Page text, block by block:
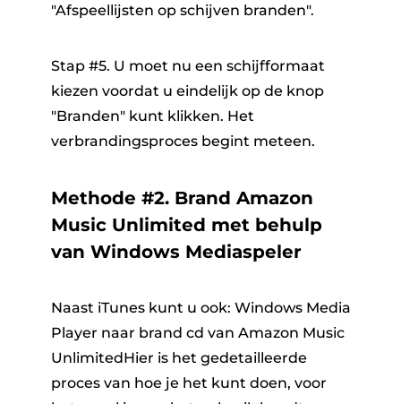
"Afspeellijsten op schijven branden".
Stap #5. U moet nu een schijfformaat
kiezen voordat u eindelijk op de knop
"Branden" kunt klikken. Het
verbrandingsproces begint meteen.
Methode #2. Brand Amazon
Music Unlimited met behulp
van Windows Mediaspeler
Naast iTunes kunt u ook: Windows Media
Player naar brand cd van Amazon Music
UnlimitedHier is het gedetailleerde
proces van hoe je het kunt doen, voor